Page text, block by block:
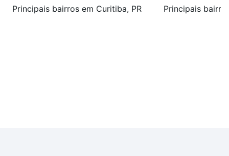
Principais bairros em Curitiba, PR Principais